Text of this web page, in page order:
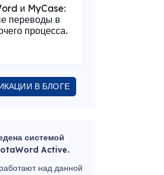
и MyCase:
переводы в
процесса.
В БЛОГЕ
системой
Active.
над данной